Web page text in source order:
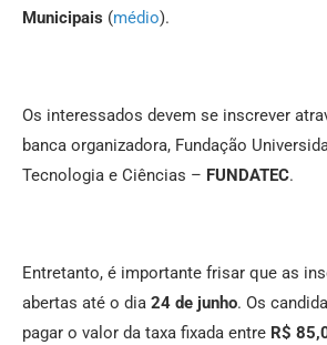
Municipais (médio).
Os interessados devem se inscrever
banca organizadora, Fundação
Tecnologia e Ciências – FUNDATEC.
Entretanto, é importante frisar que as
abertas até o dia 24 de junho. Os
pagar o valor da taxa fixada entre R$